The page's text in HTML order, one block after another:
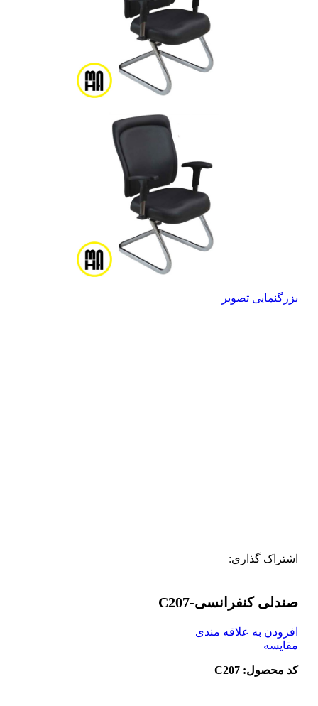
بزرگنمایی تصویر
اشتراک گذاری:
صندلی کنفرانسی-C207
افزودن به علاقه مندی
مقایسه
کد محصول: C207